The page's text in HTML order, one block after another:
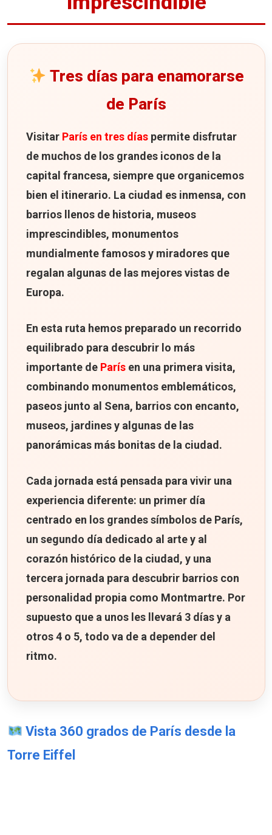
Galerías Lafayette
Bouillon Chartier: dos opciones para
comer en París
Le Procope
3 hoteles para 3 días en París
Hotel Malte Astotel
Hotel Villa Modigliani
Hotel Choiseul Opera
Mapa de los lugares que ver en París en 3 días
Tres días para enamorarse
de París
Visitar París en tres días permite disfrutar
de muchos de los grandes iconos de la
capital francesa, siempre que organicemos
bien el itinerario. La ciudad es inmensa, con
barrios llenos de historia, museos
imprescindibles, monumentos
mundialmente famosos y miradores que
regalan algunas de las mejores vistas de
Europa.
En esta ruta hemos preparado un recorrido
equilibrado para descubrir lo más
importante de París en una primera visita,
combinando monumentos emblemáticos,
paseos junto al Sena, barrios con encanto,
museos, jardines y algunas de las
panorámicas más bonitas de la ciudad.
Cada jornada está pensada para vivir una
experiencia diferente: un primer día
centrado en los grandes símbolos de París,
un segundo día dedicado al arte y al
corazón histórico de la ciudad, y una
tercera jornada para descubrir barrios con
personalidad propia como Montmartre. Por
supuesto que a unos les llevará 3 días y a
otros 4 o 5, todo va de a depender del
ritmo.
Vista 360 grados de París desde la
Torre Eiffel